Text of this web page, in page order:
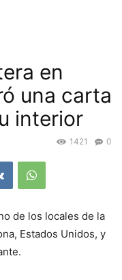
en
una carta
interior
0
1421
de los locales de la
Estados Unidos, y